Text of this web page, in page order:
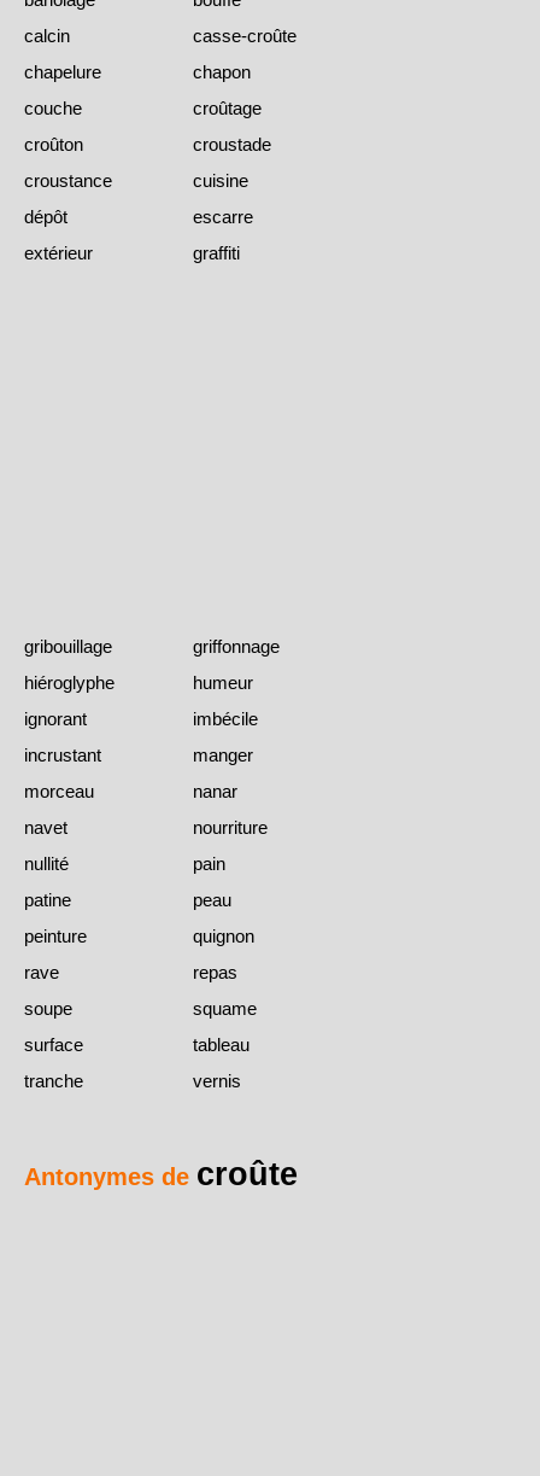
calcin
casse-croûte
chapelure
chapon
couche
croûtage
croûton
croustade
croustance
cuisine
dépôt
escarre
extérieur
graffiti
gribouillage
griffonnage
hiéroglyphe
humeur
ignorant
imbécile
incrustant
manger
morceau
nanar
navet
nourriture
nullité
pain
patine
peau
peinture
quignon
rave
repas
soupe
squame
surface
tableau
tranche
vernis
Antonymes de croûte